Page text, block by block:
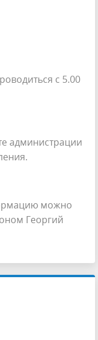
с 5.00
администрации
можно
Георгий